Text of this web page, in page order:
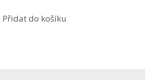
Přidat do košíku